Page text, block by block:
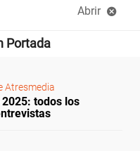
Abrir
político
Portada
Atresmedia
todos los